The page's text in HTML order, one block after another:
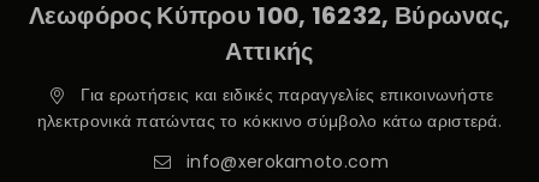
Λεωφόρος Κύπρου 100, 16232, Βύρωνας,
Αττικής
Για ερωτήσεις και ειδικές παραγγελίες επικοινωνήστε
ηλεκτρονικά πατώντας το κόκκινο σύμβολο κάτω αριστερά.
info@xerokamoto.com